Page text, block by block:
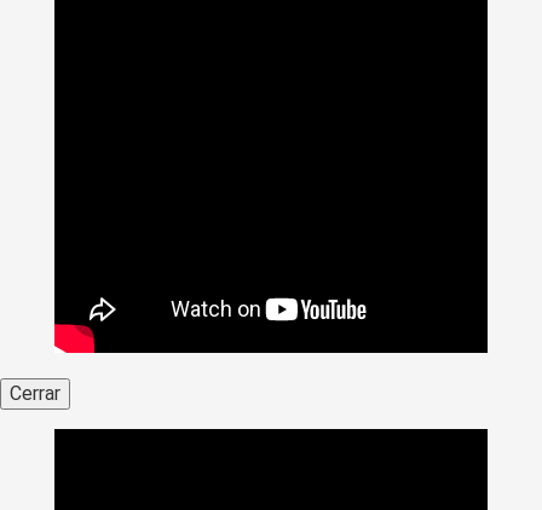
Cerrar